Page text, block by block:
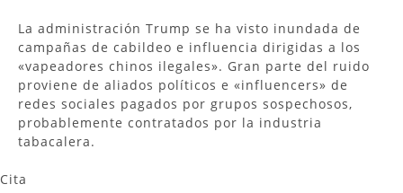
La administración Trump se ha visto inundada de
campañas de cabildeo e influencia dirigidas a los
«vapeadores chinos ilegales». Gran parte del ruido
proviene de aliados políticos e «influencers» de
redes sociales pagados por grupos sospechosos,
probablemente contratados por la industria
tabacalera.
Cita